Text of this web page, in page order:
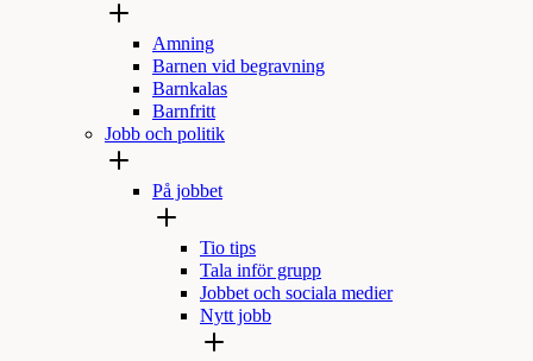
Amning
Barnen vid begravning
Barnkalas
Barnfritt
Jobb och politik
På jobbet
Tio tips
Tala inför grupp
Jobbet och sociala medier
Nytt jobb